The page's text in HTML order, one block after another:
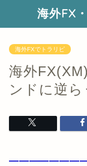
海外FX
海外FXでトラリピ
海外
ンドに逆ら